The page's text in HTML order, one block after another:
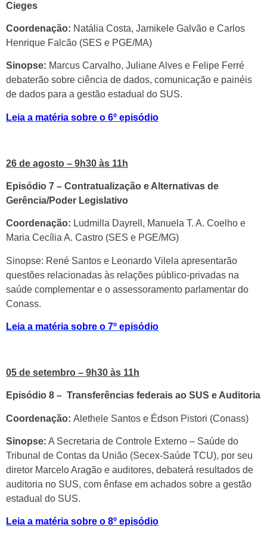
Cieges
Coordenação: Natália Costa, Jamikele Galvão e Carlos
Henrique Falcão (SES e PGE/MA)
Sinopse: Marcus Carvalho, Juliane Alves e Felipe Ferré
debaterão sobre ciência de dados, comunicação e painéis
de dados para a gestão estadual do SUS.
Leia a matéria sobre o 6º episódio
26 de agosto – 9h30 às 11h
Episódio 7 – Contratualização e Alternativas de
Gerência/Poder Legislativo
Coordenação: Ludmilla Dayrell, Manuela T. A. Coelho e
Maria Cecília A. Castro (SES e PGE/MG)
Sinopse: René Santos e Leonardo Vilela apresentarão
questões relacionadas às relações público-privadas na
saúde complementar e o assessoramento parlamentar do
Conass.
Leia a matéria sobre o 7º episódio
05 de setembro – 9h30 às 11h
Episódio 8 – Transferências federais ao SUS e Auditoria
Coordenação: Alethele Santos e Édson Pistori (Conass)
Sinopse: A Secretaria de Controle Externo – Saúde do
Tribunal de Contas da União (Secex-Saúde TCU), por seu
diretor Marcelo Aragão e auditores, debaterá resultados de
auditoria no SUS, com ênfase em achados sobre a gestão
estadual do SUS.
Leia a matéria sobre o 8º episódio